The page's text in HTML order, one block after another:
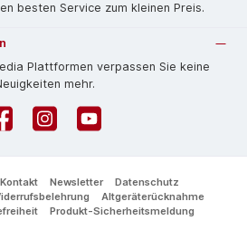
besten Service zum kleinen Preis.
Plattformen verpassen Sie keine
mehr.
InstagramYouTube
Kontakt Newsletter
Datenschutz
Altgeräterücknahme
Produkt-Sicherheitsmeldung